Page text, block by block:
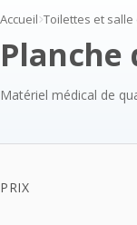
Accueil Toilettes et salle
Planche
Matériel médical de
PRIX